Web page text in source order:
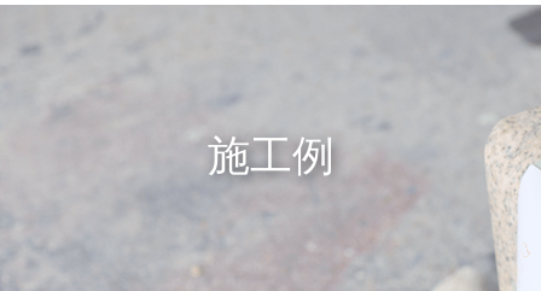
施工例